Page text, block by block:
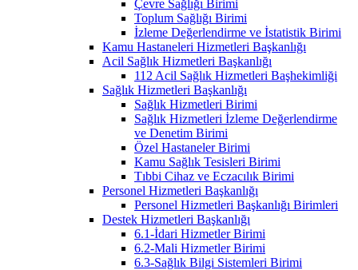
Çevre Sağlığı Birimi
Toplum Sağlığı Birimi
İzleme Değerlendirme ve İstatistik Birimi
Kamu Hastaneleri Hizmetleri Başkanlığı
Acil Sağlık Hizmetleri Başkanlığı
112 Acil Sağlık Hizmetleri Başhekimliği
Sağlık Hizmetleri Başkanlığı
Sağlık Hizmetleri Birimi
Sağlık Hizmetleri İzleme Değerlendirme
ve Denetim Birimi
Özel Hastaneler Birimi
Kamu Sağlık Tesisleri Birimi
Tıbbi Cihaz ve Eczacılık Birimi
Personel Hizmetleri Başkanlığı
Personel Hizmetleri Başkanlığı Birimleri
Destek Hizmetleri Başkanlığı
6.1-İdari Hizmetler Birimi
6.2-Mali Hizmetler Birimi
6.3-Sağlık Bilgi Sistemleri Birimi